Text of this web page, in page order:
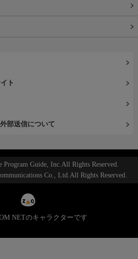
ト
部送信について
Guide, Inc.All Rights Reserved.
Co., Ltd.All Rights Reserved.
NETのキャラクターです